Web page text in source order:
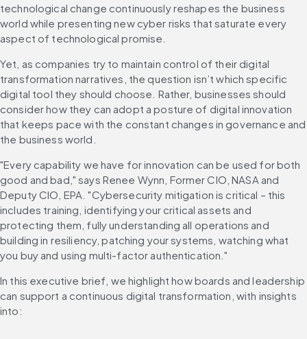
technological change continuously reshapes the business
world while presenting new cyber risks that saturate every
aspect of technological promise.
Yet, as companies try to maintain control of their digital
transformation narratives, the question isn’t which specific
digital tool they should choose. Rather, businesses should
consider how they can adopt a posture of digital innovation
that keeps pace with the constant changes in governance and
the business world.
"Every capability we have for innovation can be used for both
good and bad," says Renee Wynn, Former CIO, NASA and
Deputy CIO, EPA. "Cybersecurity mitigation is critical – this
includes training, identifying your critical assets and
protecting them, fully understanding all operations and
building in resiliency, patching your systems, watching what
you buy and using multi-factor authentication."
In this executive brief, we highlight how boards and leadership
can support a continuous digital transformation, with insights
into: